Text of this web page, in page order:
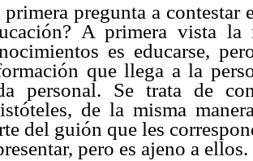
primera pregunta a contestar
A primera vista la
es educarse,
que llega a la
personal. Se trata de
de la misma
del guión que les
pero es ajeno a ellos.